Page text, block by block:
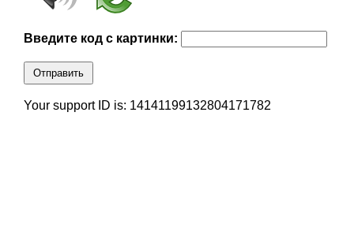
Введите код с картинки:
Отправить
Your support ID is: 14141199132804171782